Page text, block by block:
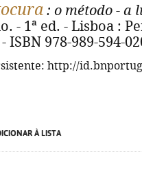
: o método - a
- 1ª ed. - Lisboa :
ISBN 978-989-594-
http://
À LISTA